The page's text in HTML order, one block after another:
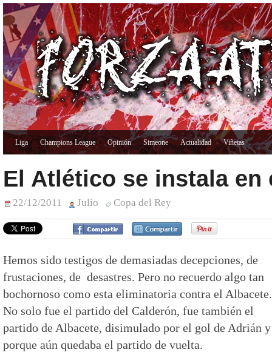
Liga Champions League Opinión Simeone Actualidad Viñetas
El Atlético se instala en
22/12/2011 Julio Copa del Rey
Hemos sido testigos de demasiadas decepciones, de
frustaciones, de desastres. Pero no recuerdo algo tan
bochornoso como esta eliminatoria contra el Albacete.
No solo fue el partido del Calderón, fue también el
partido de Albacete, disimulado por el gol de Adrián y
porque aún quedaba el partido de vuelta.